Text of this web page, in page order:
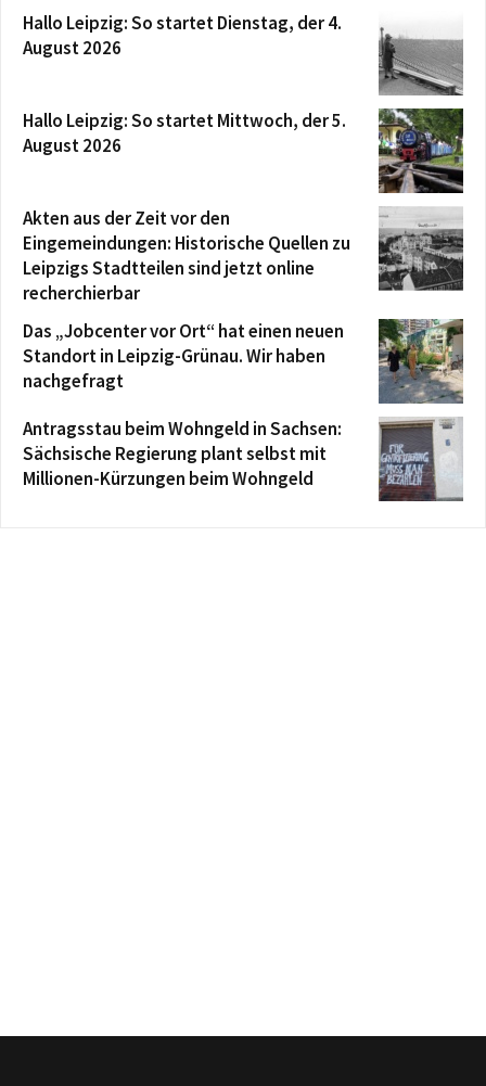
Hallo Leipzig: So startet Dienstag, der 4.
August 2026
Hallo Leipzig: So startet Mittwoch, der 5.
August 2026
Akten aus der Zeit vor den
Eingemeindungen: Historische Quellen zu
Leipzigs Stadtteilen sind jetzt online
recherchierbar
Das „Jobcenter vor Ort“ hat einen neuen
Standort in Leipzig-Grünau. Wir haben
nachgefragt
Antragsstau beim Wohngeld in Sachsen:
Sächsische Regierung plant selbst mit
Millionen-Kürzungen beim Wohngeld